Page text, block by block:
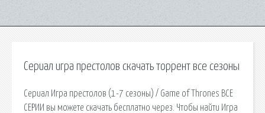
Сериал игра престолов скачать торрент все сезоны
Сериал Игра престолов (1-7 сезоны) / Game of Thrones ВСЕ
СЕРИИ вы можете скачать бесплатно через. Чтобы найти Игра